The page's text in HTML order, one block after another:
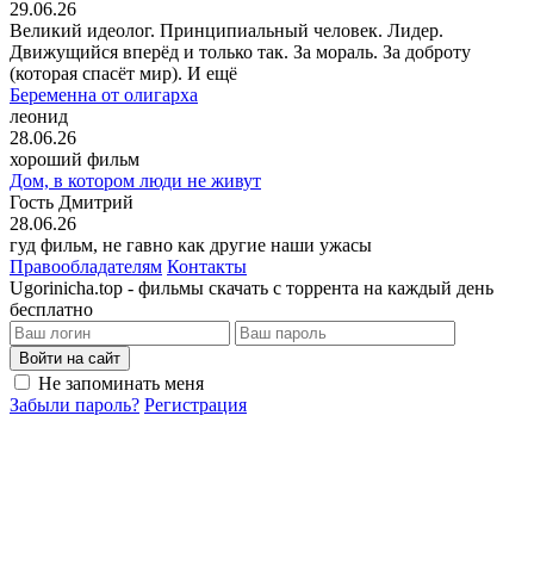
29.06.26
Великий идеолог. Принципиальный человек. Лидер.
Движущийся вперёд и только так. За мораль. За доброту
(которая спасёт мир). И ещё
Беременна от олигарха
леонид
28.06.26
хороший фильм
Дом, в котором люди не живут
Гость Дмитрий
28.06.26
гуд фильм, не гавно как другие наши ужасы
Правообладателям Контакты
Ugorinicha.top - фильмы скачать с торрента на каждый день
бесплатно
Войти на сайт
Не запоминать меня
Забыли пароль? Регистрация